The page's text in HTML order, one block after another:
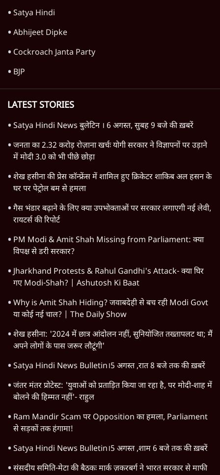
Satya Hindi
Abhijeet Dipke
Cockroach Janta Party
BJP
LATEST STORIES
Satya Hindi News बुलेटिन । 6 अगस्त, सुबह 9 बजे की ख़बरें
जनता का 2.32 करोड़ रोज़ाना खर्चः योगी सरकार ने विज्ञापनों पर उड़ाने
में मोदी 3.0 को भी पीछे छोड़ा
शेख हसीना की प्रेस कॉन्फ्रेंस में शामिल हुए क्रिकेटर शाकिब अल हसन के
घर पर पेट्रोल बम से हमला
गैस भंडार बढ़ाने के लिए क्या उपभोक्ताओं पर सरकार लगाएगी नई लेवी,
रायटर्स की रिपोर्ट
PM Modi & Amit Shah Missing from Parliament: क्या
विपक्ष से डरी सरकार?
Jharkhand Protests & Rahul Gandhi's Attack- क्या घिर
गए Modi-Shah? | Ashutosh Ki Baat
Why is Amit Shah Hiding? जवाबदेही से बच रही Modi Govt
या कोई नई चाल? | The Daily Show
शेख हसीना: '2024 में छात्र आंदोलन नहीं, सुनियोजित तख्तापलट था; मैं
अपने लोगों के पास जरूर लौटूंगी'
Satya Hindi News Bulletin।5 अगस्त ,रात 8 बजे तक की ख़बरें
जंतर मंतर प्रोटेस्ट: 'युवाओं को प्रताड़ित किया जा रहा है, पर मोदी-शाह में
बोलने की हिम्मत नहीं'- राहुल
Ram Mandir Scam पर Opposition का हमला, Parliament
से सड़कों तक हंगामा!
Satya Hindi News Bulletin।5 अगस्त ,शाम 6 बजे तक की ख़बरें
संसदीय समिति-मेटा की बैठकः मार्क ज़करबर्ग ने भारत सरकार से माफी